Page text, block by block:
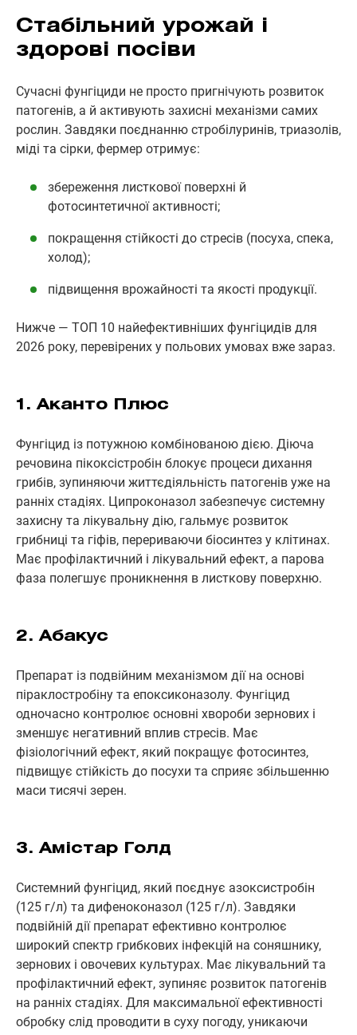
Стабільний урожай і
здорові посіви
Сучасні фунгіциди не просто пригнічують розвиток
патогенів, а й активують захисні механізми самих
рослин. Завдяки поєднанню стробілуринів, триазолів,
міді та сірки, фермер отримує:
збереження листкової поверхні й
фотосинтетичної активності;
покращення стійкості до стресів (посуха, спека,
холод);
підвищення врожайності та якості продукції.
Нижче — ТОП 10 найефективніших фунгіцидів для
2026 року, перевірених у польових умовах вже зараз.
1. Аканто Плюс
Фунгіцид із потужною комбінованою дією. Діюча
речовина пікоксістробін блокує процеси дихання
грибів, зупиняючи життєдіяльність патогенів уже на
ранніх стадіях. Ципроконазол забезпечує системну
захисну та лікувальну дію, гальмує розвиток
грибниці та гіфів, перериваючи біосинтез у клітинах.
Має профілактичний і лікувальний ефект, а парова
фаза полегшує проникнення в листкову поверхню.
2. Абакус
Препарат із подвійним механізмом дії на основі
піраклостробіну та епоксиконазолу. Фунгіцид
одночасно контролює основні хвороби зернових і
зменшує негативний вплив стресів. Має
фізіологічний ефект, який покращує фотосинтез,
підвищує стійкість до посухи та сприяє збільшенню
маси тисячі зерен.
3. Амістар Голд
Системний фунгіцид, який поєднує азоксистробін
(125 г/л) та дифеноконазол (125 г/л). Завдяки
подвійній дії препарат ефективно контролює
широкий спектр грибкових інфекцій на соняшнику,
зернових і овочевих культурах. Має лікувальний та
профілактичний ефект, зупиняє розвиток патогенів
на ранніх стадіях. Для максимальної ефективності
обробку слід проводити в суху погоду, уникаючи